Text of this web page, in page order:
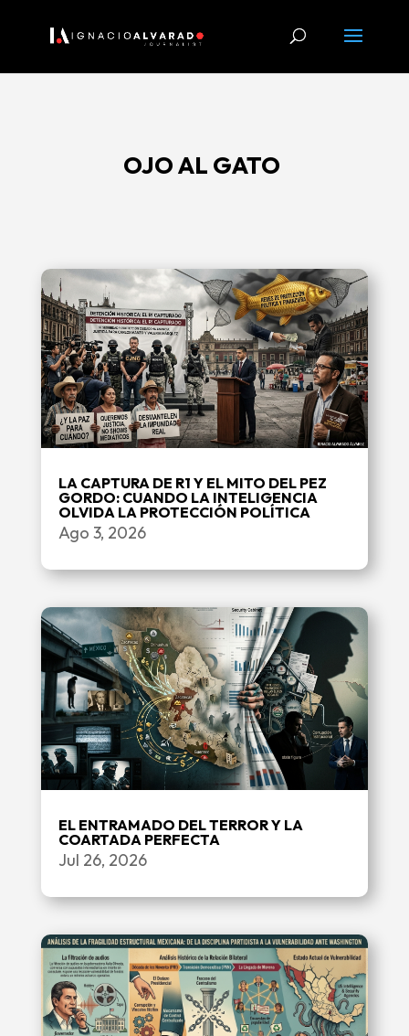
OJO AL GATO
LA CAPTURA DE R1 Y EL MITO DEL PEZ
GORDO: CUANDO LA INTELIGENCIA
OLVIDA LA PROTECCIÓN POLÍTICA
Ago 3, 2026
EL ENTRAMADO DEL TERROR Y LA
COARTADA PERFECTA
Jul 26, 2026